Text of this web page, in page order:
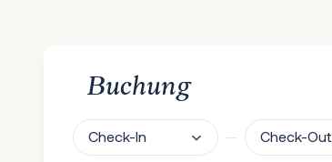
Buchung
Check-In Check-Out